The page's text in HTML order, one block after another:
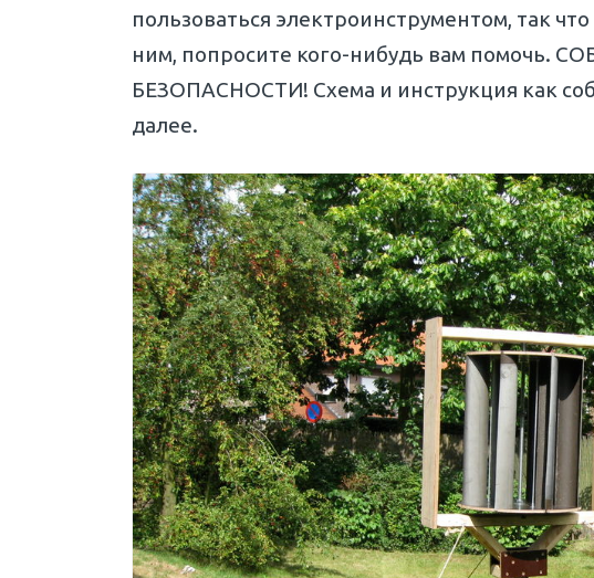
пользоваться электроинструментом, так
ним, попросите кого-нибудь вам помочь.
БЕЗОПАСНОСТИ! Схема и инструкция как
далее.